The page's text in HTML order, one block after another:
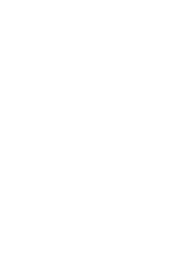
enter to go to the desired page. Touch